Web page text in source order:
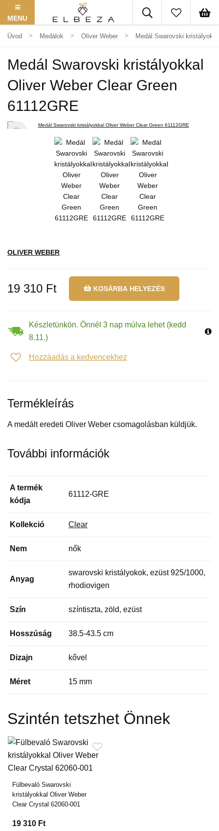
MENU
Úvod Medálok Oliver Weber Medál Swarovski
Medál Swarovski kristályokkal
Oliver Weber Clear Green
61112GRE
OLIVER WEBER
19 310 Ft KOSÁRBA HELYEZÉS
Készletünkön. Önnél 3 nap múlva lehet (kedd
8.11.)
Hozzáadás a kedvencekhez
Termékleírás
A medált eredeti Oliver Weber csomagolásban küldjük.
További információk
A termék
kódja
61112-GRE
Kollekció Clear
Nem nők
Anyag
swarovski kristályokok, ezüst 925/1000,
rhodiovigen
Szín színtiszta, zöld, ezüst
Hosszúság 38.5-43.5 cm
Dizajn kővel
Méret 15 mm
Szintén tetszhet Önnek
Fülbevaló Swarovski
kristályokkal Oliver Weber
Clear Crystal 62060-001
19 310 Ft